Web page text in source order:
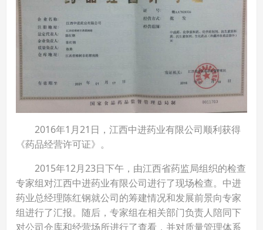
2016年1月21日，江西中进药业有限公司顺利获得
《药品经营许可证》。
2015年12月23日下午，由江西省药监局组织的检查
专家组对江西中进药业有限公司进行了现场检查。中进
药业总经理陈红钢就公司的筹建情况和发展前景向专家
组进行了汇报。随后，专家组在相关部门负责人陪同下
对公司仓库和经营场所进行了查看，并对质量管理体系